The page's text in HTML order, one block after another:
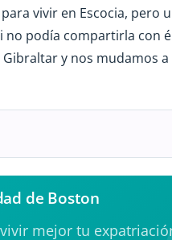
vivir en Escocia, pero
podía compartirla con
y nos mudamos
de Boston
mejor tu